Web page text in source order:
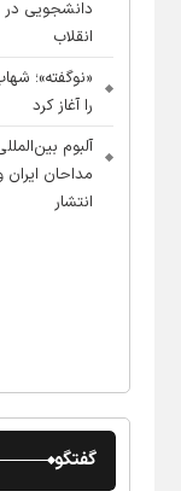
دانشجویی
انقلاب
«نوگفته»؛
را آغاز کرد
آلبوم
مداحان
انتشار
گفتگو